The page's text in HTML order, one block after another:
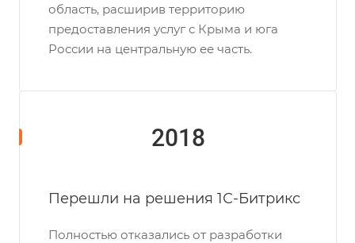
область, расширив территорию
предоставления услуг с Крыма и юга
России на центральную ее часть.
2018
Перешли на решения 1С-Битрикс
Полностью отказались от разработки